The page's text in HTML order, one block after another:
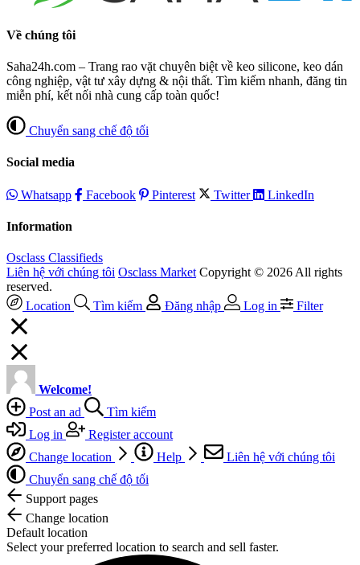
Về chúng tôi
Saha24h.com – Trang rao vặt chuyên biệt về keo silicone, keo dán
công nghiệp, vật tư xây dựng & nội thất. Tìm kiếm nhanh, đăng tin
miễn phí, kết nối nhà cung cấp toàn quốc!
Chuyển sang chế độ tối
Social media
Whatsapp Facebook Pinterest Twitter LinkedIn
Information
Osclass Classifieds
Liên hệ với chúng tôi Osclass Market Copyright © 2026 All rights
reserved.
Location
Tìm kiếm Đăng nhập Log in Filter
Welcome!
Post an ad
Tìm kiếm
Log in
Register account
Change location
Help
Liên hệ với chúng tôi
Chuyển sang chế độ tối
Support pages
Change location
Default location
Select your preferred location to search and sell faster.